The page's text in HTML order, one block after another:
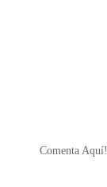
Comenta Aquí!